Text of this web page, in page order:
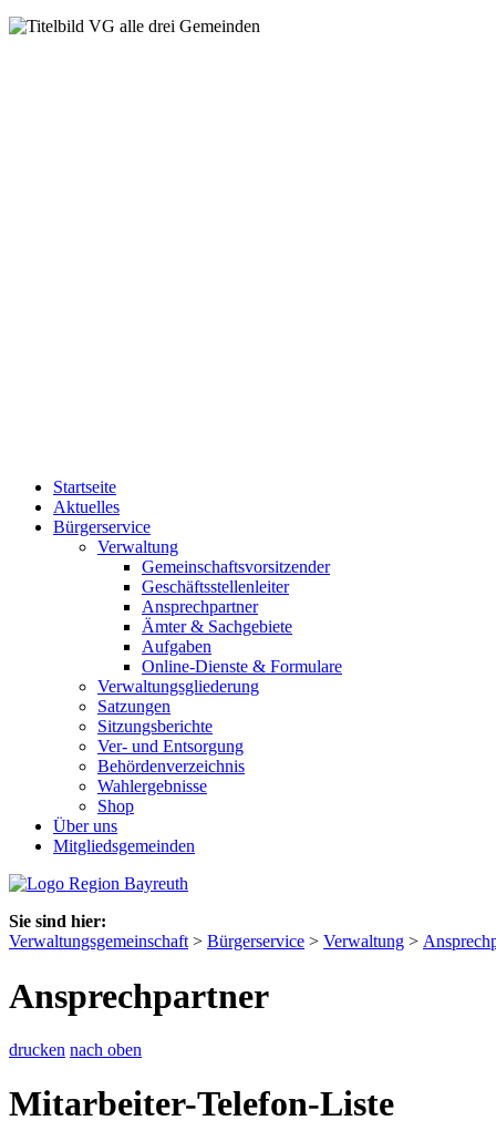
Startseite
Aktuelles
Bürgerservice
Verwaltung
Gemeinschaftsvorsitzender
Geschäftsstellenleiter
Ansprechpartner
Ämter & Sachgebiete
Aufgaben
Online-Dienste & Formulare
Verwaltungsgliederung
Satzungen
Sitzungsberichte
Ver- und Entsorgung
Behördenverzeichnis
Wahlergebnisse
Shop
Über uns
Mitgliedsgemeinden
Sie sind hier:
Verwaltungsgemeinschaft > Bürgerservice > Verwaltung >
Ansprechpartner
drucken nach oben
Mitarbeiter-Telefon-Liste